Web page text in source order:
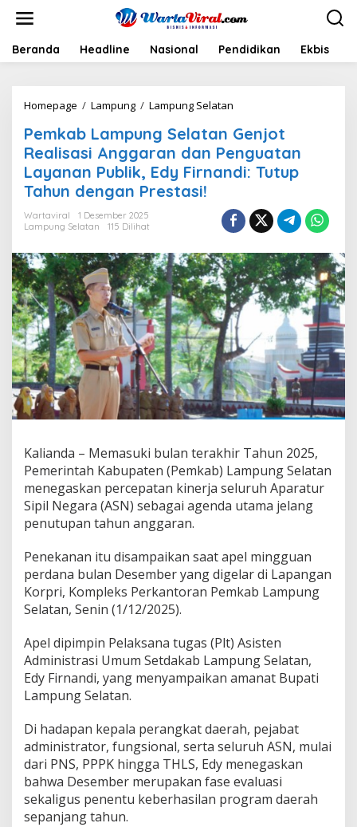
t
Beranda Headline Nasional Pendidikan Ekbis
Homepage / Lampung / Lampung Selatan
m
k
a
b
a
m
p
n
g
S
e
l
a
t
a
n
G
e
n
o
R
e
a
a
s
i
g
a
r
a
n
P
e
n
g
Pemkab Lampung Selatan Genjot
Realisasi Anggaran dan Penguatan
Layanan Publik, Edy Firnandi: Tutup
Tahun dengan Prestasi!
Wartaviral
1 Desember 2025
Lampung Selatan
115 Dilihat
Kalianda – Memasuki bulan terakhir Tahun 2025,
Pemerintah Kabupaten (Pemkab) Lampung Selatan
menegaskan percepatan kinerja seluruh Aparatur
Sipil Negara (ASN) sebagai agenda utama jelang
penutupan tahun anggaran.
Penekanan itu disampaikan saat apel mingguan
perdana bulan Desember yang digelar di Lapangan
Korpri, Kompleks Perkantoran Pemkab Lampung
Selatan, Senin (1/12/2025).
Apel dipimpin Pelaksana tugas (Plt) Asisten
Administrasi Umum Setdakab Lampung Selatan,
Edy Firnandi, yang menyampaikan amanat Bupati
Lampung Selatan.
Di hadapan kepala perangkat daerah, pejabat
administrator, fungsional, serta seluruh ASN, mulai
dari PNS, PPPK hingga THLS, Edy menegaskan
bahwa Desember merupakan fase evaluasi
sekaligus penentu keberhasilan program daerah
sepanjang tahun.